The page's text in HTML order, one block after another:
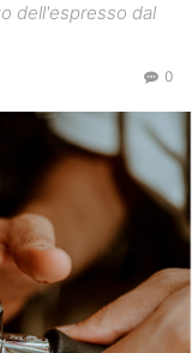
dell'espresso dal
0